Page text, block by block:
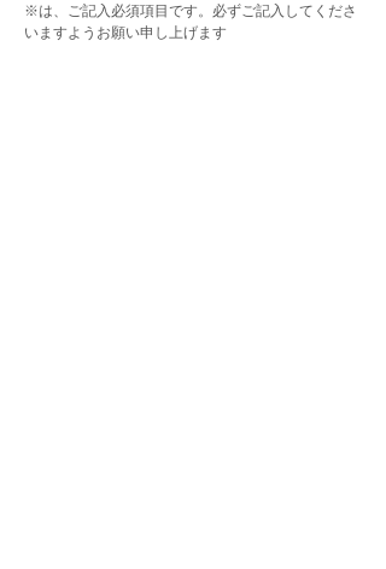
※は、ご記入必須項目です。必ずご記入してくださ
いますようお願い申し上げます